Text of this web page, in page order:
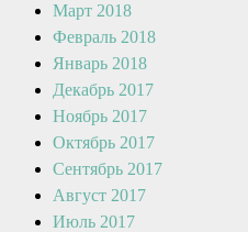
Март 2018
Февраль 2018
Январь 2018
Декабрь 2017
Ноябрь 2017
Октябрь 2017
Сентябрь 2017
Август 2017
Июль 2017